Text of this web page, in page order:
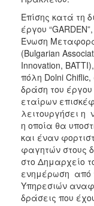
Επίσης κατά τη
έργου
Ένωση
(Bulgarian
Innovation,
πόλη Dolni Chiflic,
δράση του
εταίρων
λειτουργήσει η
η οποία θα
και έναν
φαγητών στους
στο Δημαρχείο
ενημέρωση από
Υπηρεσιών
δράσεις που